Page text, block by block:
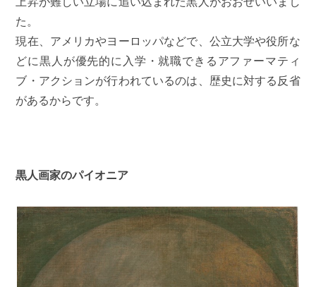
た。
現在、アメリカやヨーロッパなどで、公立大学や役所な
どに黒人が優先的に入学・就職できるアファーマティ
ブ・アクションが行われているのは、歴史に対する反省
があるからです。
黒人画家のパイオニア